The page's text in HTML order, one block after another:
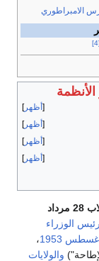
الامبراطوري
[4]
أظهر
أظهر
أظهر
أظهر
مرداد
الوزراء
1953،
والولايات